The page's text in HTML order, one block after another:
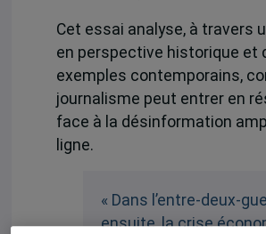
Cet essai analyse, à travers
en perspective historique et
exemples contemporains,
journalisme peut entrer en
face à la désinformation
ligne.
« Dans l’entre-deux-
ensuite, la crise